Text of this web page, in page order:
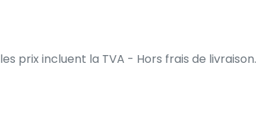
prix incluent la TVA - Hors frais de livraison.